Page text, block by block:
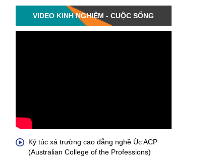
VIDEO KINH NGHIỆM - CUỘC SỐNG
Ký túc xá trường cao đẳng nghề Úc ACP
(Australian College of the Professions)